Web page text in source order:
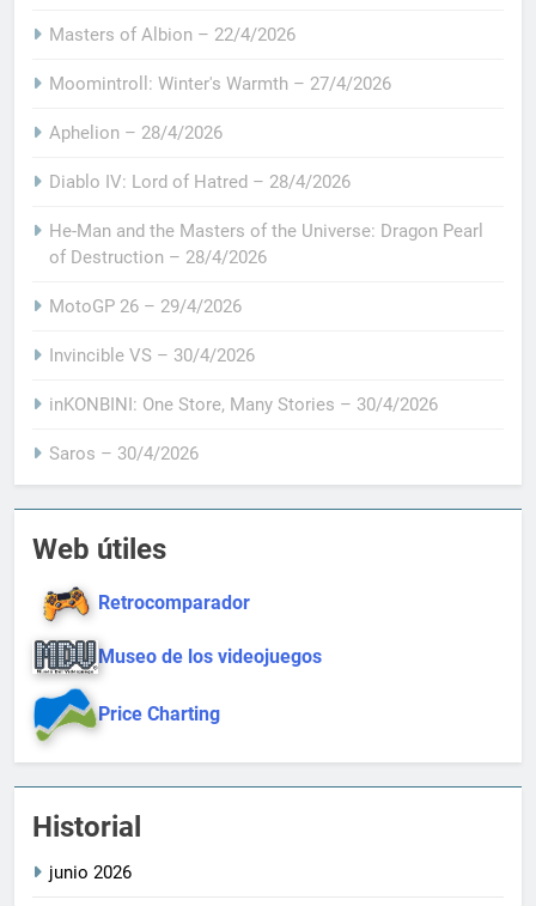
Masters of Albion – 22/4/2026
Moomintroll: Winter's Warmth – 27/4/2026
Aphelion – 28/4/2026
Diablo IV: Lord of Hatred – 28/4/2026
He-Man and the Masters of the Universe: Dragon Pearl
of Destruction – 28/4/2026
MotoGP 26 – 29/4/2026
Invincible VS – 30/4/2026
inKONBINI: One Store, Many Stories – 30/4/2026
Saros – 30/4/2026
Web útiles
Retrocomparador
Museo de los videojuegos
Price Charting
Historial
junio 2026